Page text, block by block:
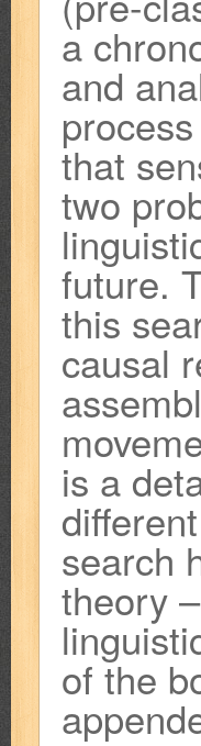
a
and
that
two
future.
this
causal
is a
search
theory
of the